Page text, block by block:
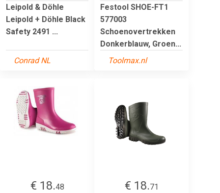
Leipold & Döhle
Leipold + Döhle Black
Safety 2491 ...
Conrad NL
Festool SHOE-FT1
577003
Schoenovertrekken
Donkerblauw, Groen...
Toolmax.nl
€ 18.48
€ 18.71